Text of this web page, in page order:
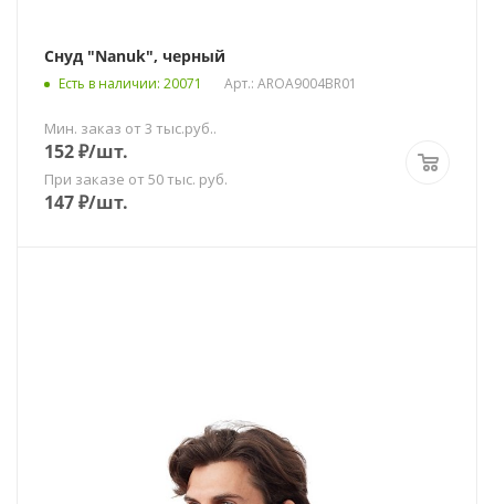
Снуд "Nanuk", черный
Есть в наличии: 20071 Арт.: AROA9004BR01
Мин. заказ от 3 тыс.руб..
152₽/шт.
При заказе от 50 тыс. руб.
147₽/шт.